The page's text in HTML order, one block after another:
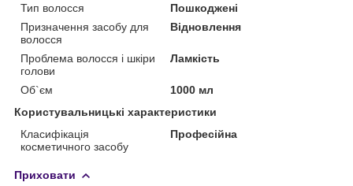
Тип волосся
Пошкоджені
Призначення засобу для
волосся
Відновлення
Проблема волосся і шкіри
голови
Ламкість
Об`єм
1000 мл
Користувальницькі характеристики
Класифікація
косметичного засобу
Професійна
Приховати